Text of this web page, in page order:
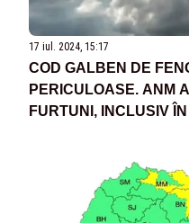
17 iul. 2024, 15:17
COD GALBEN DE
PERICULOASE. ANM
FURTUNI, INCLUSIV